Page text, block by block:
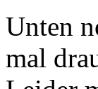
Unten
mal